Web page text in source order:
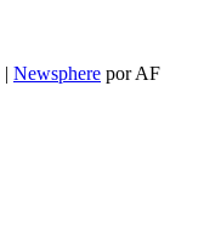
| Newsphere por AF